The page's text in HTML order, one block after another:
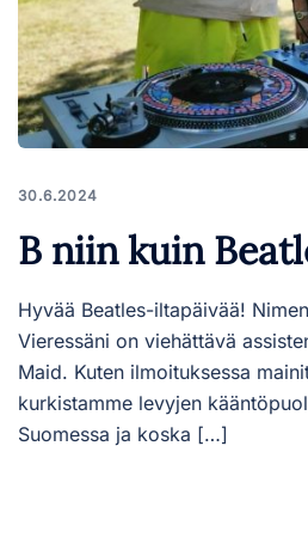
30.6.2024
B niin kuin
Hyvää Beatles-iltapäivää!
Vieressäni on viehättävä
Maid. Kuten ilmoituksessa
kurkistamme levyjen
Suomessa ja koska […]